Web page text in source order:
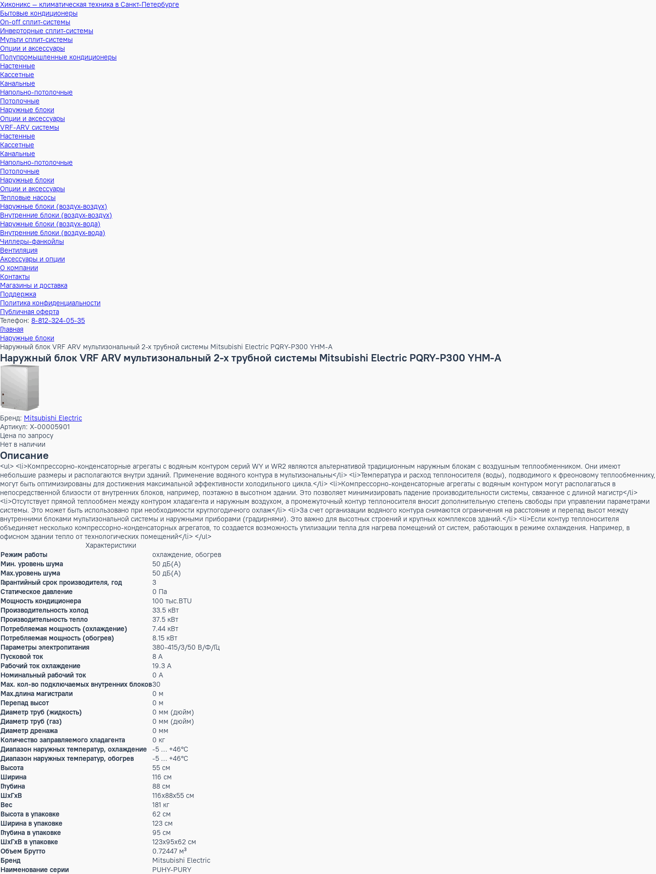
Хиконикс — климатическая техника в Санкт-Петербурге
Бытовые кондиционеры
On-off сплит-системы
Инверторные сплит-системы
Мульти сплит-системы
Опции и аксессуары
Полупромышленные кондиционеры
Настенные
Кассетные
Канальные
Напольно-потолочные
Потолочные
Наружные блоки
Опции и аксессуары
VRF-ARV системы
Настенные
Кассетные
Канальные
Напольно-потолочные
Потолочные
Наружные блоки
Опции и аксессуары
Тепловые насосы
Наружные блоки (воздух-воздух)
Внутренние блоки (воздух-воздух)
Наружные блоки (воздух-вода)
Внутренние блоки (воздух-вода)
Чиллеры-фанкойлы
Вентиляция
Аксессуары и опции
О компании
Контакты
Магазины и доставка
Поддержка
Политика конфиденциальности
Публичная оферта
Телефон:8-812-324-05-35
Главная
Наружный блок VRF ARV мультизональный 2-х трубной системы Mitsubishi Electric PQRY-P300 YHM-A
Бренд:Mitsubishi Electric
Артикул: X-00005901
Цена по запросу
Нет в наличии
Описание
<ul> <li>Компрессорно-конденсаторные агрегаты с водяным контуром серий WY и WR2 являются альтернативой традиционным наружным блокам с воздушным теплообменником.
небольшие размеры и располагаются внутри зданий. Применение водяного контура в мультизональны</li> <li>Температура и расход теплоносителя (воды), подводимого к
могут быть оптимизированы для достижения максимальной эффективности холодильного цикла.</li> <li>Компрессорно-конденсаторные агрегаты с водяным контуром могут
непосредственной близости от внутренних блоков, например, поэтажно в высотном здании. Это позволяет минимизировать падение производительности системы, связанное с
<li>Отсутствует прямой теплообмен между контуром хладагента и наружным воздухом, а промежуточный контур теплоносителя вносит дополнительную степень свободы при
системы. Это может быть использовано при необходимости круглогодичного охлаж</li> <li>За счет организации водяного контура снимаются ограничения на расстояние и перепад
внутренними блоками мультизональной системы и наружными приборами (градирнями). Это важно для высотных строений и крупных комплексов зданий.</li> <li>Если контур
объединяет несколько компрессорно-конденсаторных агрегатов, то создается возможность утилизации тепла для нагрева помещений от систем, работающих в режиме
офисном здании тепло от технологических помещений</li> </ul>
Режим работы
охлаждение, обогрев
Мин. уровень шума
50 дБ(А)
Max.уровень шума
50 дБ(А)
Гарантийный срок производителя, год
3
Статическое давление
Мощность кондиционера
100 тыс.BTU
Производительность холод
Производительность тепло
Потребляемая мощность (охлаждение)
Потребляемая мощность (обогрев)
8.15 кВт
Параметры электропитания
380-415/3/50 В/Ф/Гц
Пусковой ток
Рабочий ток охлаждение
Номинальный рабочий ток
0 А
Max. кол-во подключаемых внутренних блоков 30
Max.длина магистрали
0 м
Перепад высот
0 м
Диаметр труб (жидкость)
0 мм (дюйм)
Диаметр труб (газ)
0 мм (дюйм)
Диаметр дренажа
0 мм
Количество заправляемого хладагента
0 кг
Диапазон наружных температур, охлаждение
-5 … +46°C
Диапазон наружных температур, обогрев
-5 … +46°C
Высота
55 см
Ширина
116 см